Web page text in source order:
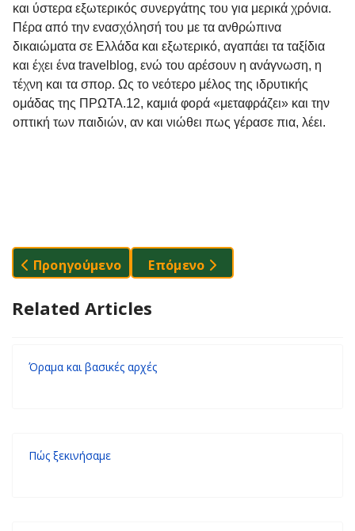
και ύστερα εξωτερικός συνεργάτης του για μερικά χρόνια.
Πέρα από την ενασχόλησή του με τα ανθρώπινα
δικαιώματα σε Ελλάδα και εξωτερικό, αγαπάει τα ταξίδια
και έχει ένα travelblog, ενώ του αρέσουν η ανάγνωση, η
τέχνη και τα σπορ. Ως το νεότερο μέλος της ιδρυτικής
ομάδας της ΠΡΩΤΑ.12, καμιά φορά «μεταφράζει» και την
οπτική των παιδιών, αν και νιώθει πως γέρασε πια, λέει.
Προηγούμενο Άρθρο: Συνεργασίες
Προηγούμενο Επόμενο Άρθρο: Όραμα Και
Επόμενο
Related Articles
Όραμα και βασικές αρχές
Πώς ξεκινήσαμε